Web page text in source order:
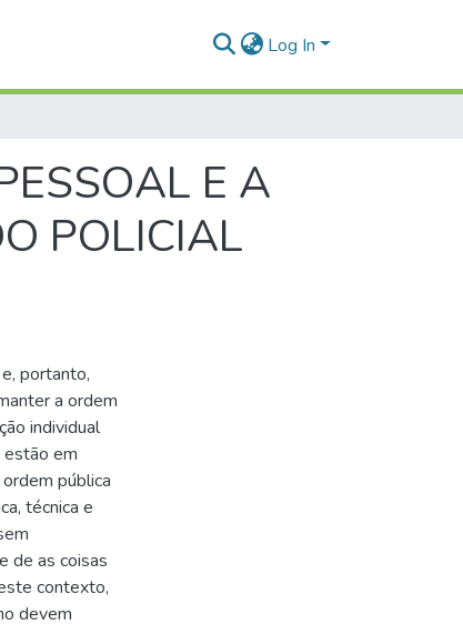
Log In
E A
POLICIAL
portanto,
a ordem
individual
em
pública
técnica e
de as coisas
contexto,
devem